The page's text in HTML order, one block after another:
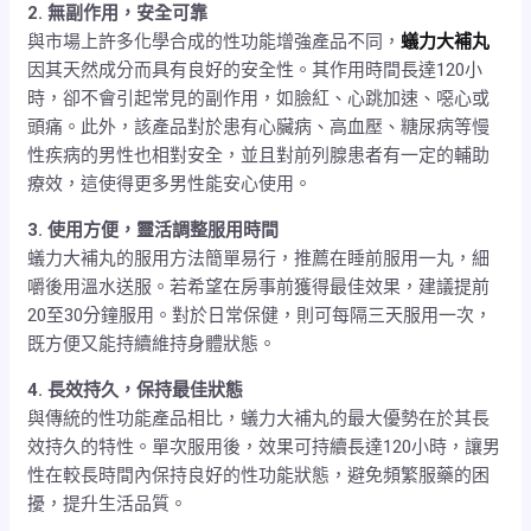
2. 無副作用，安全可靠
與市場上許多化學合成的性功能增強產品不同，蟻力大補丸
因其天然成分而具有良好的安全性。其作用時間長達120小
時，卻不會引起常見的副作用，如臉紅、心跳加速、噁心或
頭痛。此外，該產品對於患有心臟病、高血壓、糖尿病等慢
性疾病的男性也相對安全，並且對前列腺患者有一定的輔助
療效，這使得更多男性能安心使用。
3. 使用方便，靈活調整服用時間
蟻力大補丸的服用方法簡單易行，推薦在睡前服用一丸，細
嚼後用溫水送服。若希望在房事前獲得最佳效果，建議提前
20至30分鐘服用。對於日常保健，則可每隔三天服用一次，
既方便又能持續維持身體狀態。
4. 長效持久，保持最佳狀態
與傳統的性功能產品相比，蟻力大補丸的最大優勢在於其長
效持久的特性。單次服用後，效果可持續長達120小時，讓男
性在較長時間內保持良好的性功能狀態，避免頻繁服藥的困
擾，提升生活品質。